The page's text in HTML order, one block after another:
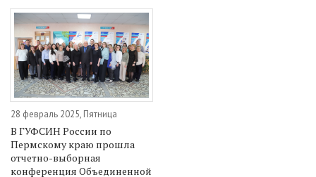
28 февраль 2025, Пятница
В ГУФСИН России по
Пермскому краю прошла
отчетно-выборная
конференция Объединенной